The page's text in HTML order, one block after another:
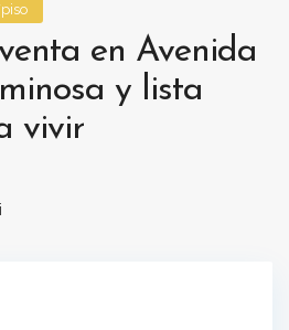
en Avenida
y lista
vivir